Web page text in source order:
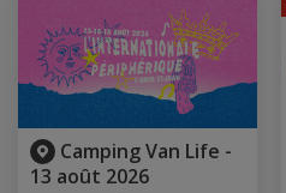
Camping Van Life -
13 août 2026